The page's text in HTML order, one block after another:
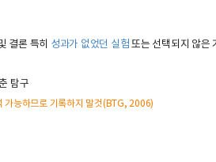
결론 특히 성과가 없었던 실험 또는 선택되지 않은
탐구
능하므로 기록하지 말것(BTG, 2006)